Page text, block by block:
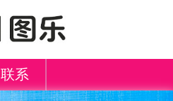
联系